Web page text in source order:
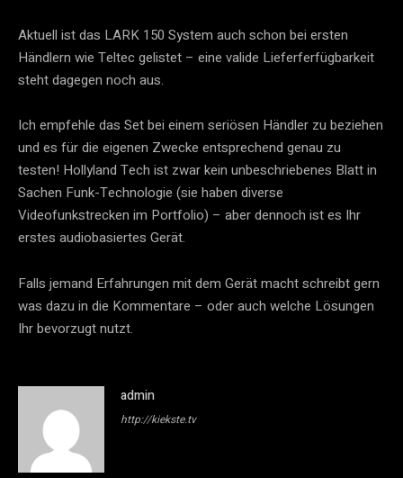
Aktuell ist das LARK 150 System auch schon bei ersten
Händlern wie Teltec gelistet – eine valide Lieferferfügbarkeit
steht dagegen noch aus.
Ich empfehle das Set bei einem seriösen Händler zu beziehen
und es für die eigenen Zwecke entsprechend genau zu
testen! Hollyland Tech ist zwar kein unbeschriebenes Blatt in
Sachen Funk-Technologie (sie haben diverse
Videofunkstrecken im Portfolio) – aber dennoch ist es Ihr
erstes audiobasiertes Gerät.
Falls jemand Erfahrungen mit dem Gerät macht schreibt gern
was dazu in die Kommentare – oder auch welche Lösungen
Ihr bevorzugt nutzt.
admin
http://kiekste.tv